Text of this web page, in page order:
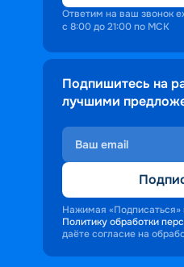
Ответим на ваш звонок
с 8:00 до 21:00 по МСК
Подпишитесь на
лучшими
Нажимая «Подписаться»
Политику обработки
даёте согласие на